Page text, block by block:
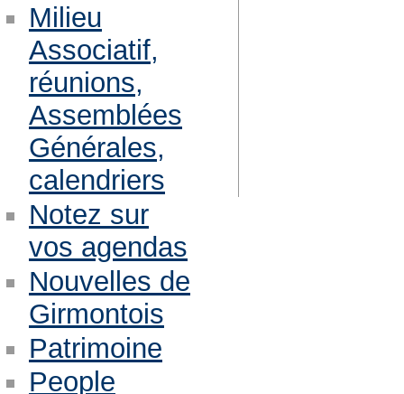
Milieu
Associatif,
réunions,
Assemblées
Générales,
calendriers
Notez sur
vos agendas
Nouvelles de
Girmontois
Patrimoine
People